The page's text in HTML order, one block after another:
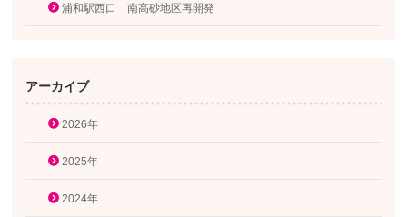
浦和駅西口 南高砂地区再開発
アーカイブ
2026年
2025年
2024年